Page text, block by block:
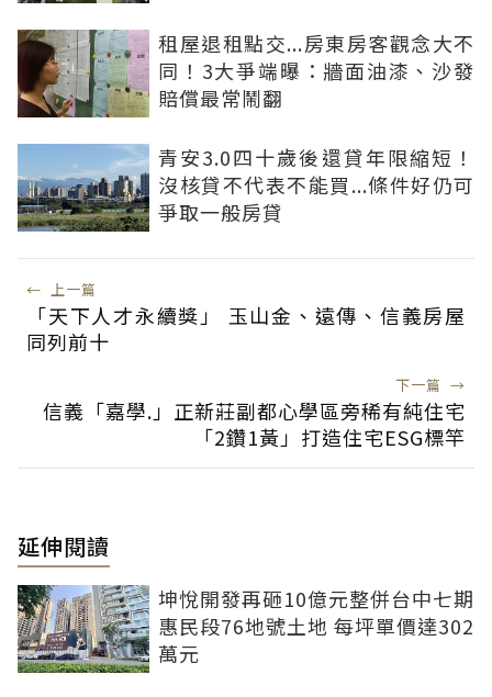
租屋退租點交...房東房客觀念大不
同！3大爭端曝：牆面油漆、沙發
賠償最常鬧翻
青安3.0四十歲後還貸年限縮短！
沒核貸不代表不能買...條件好仍可
爭取一般房貸
← 上一篇
「天下人才永續獎」 玉山金、遠傳、信義房屋
同列前十
下一篇 →
信義「嘉學.」正新莊副都心學區旁稀有純住宅
「2鑽1黃」打造住宅ESG標竿
延伸閱讀
坤悅開發再砸10億元整併台中七期
惠民段76地號土地 每坪單價達302
萬元